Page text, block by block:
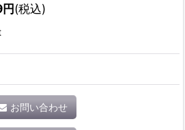
円(税込)
お問い合わせ